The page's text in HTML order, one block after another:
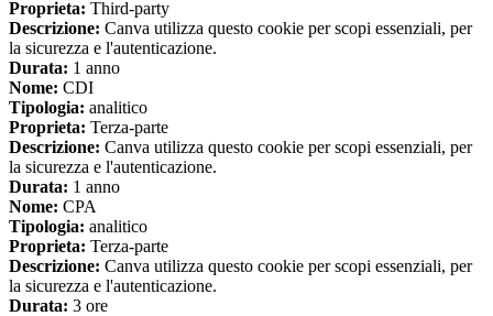
Proprieta: Third-party
Descrizione: Canva utilizza questo cookie per scopi essenziali, per
la sicurezza e l'autenticazione.
Durata: 1 anno
Nome: CDI
Tipologia: analitico
Proprieta: Terza-parte
Descrizione: Canva utilizza questo cookie per scopi essenziali, per
la sicurezza e l'autenticazione.
Durata: 1 anno
Nome: CPA
Tipologia: analitico
Proprieta: Terza-parte
Descrizione: Canva utilizza questo cookie per scopi essenziali, per
la sicurezza e l'autenticazione.
Durata: 3 ore